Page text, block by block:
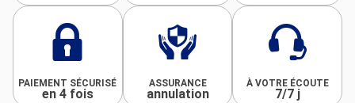
PAIEMENT SÉCURISÉ
en 4 fois
ASSURANCE
annulation
À VOTRE ÉCOUTE
7/7 j